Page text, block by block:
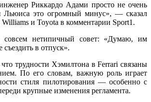
Риккардо Адами просто не очень
Льюиса это огромный минус», — сказал
и Toyota в комментарии Sport1.
нетипичный совет: «Думаю, им
съездить в отпуск».
трудности Хэмилтона в Ferrari связаны
По его словам, важную роль играет
стиля пилотирования — особенно с
крупные изменения регламента.